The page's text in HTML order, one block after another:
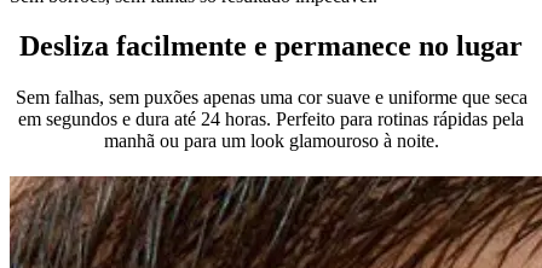
Desliza facilmente e permanece no lugar
Sem falhas, sem puxões apenas uma cor suave e uniforme que seca
em segundos e dura até 24 horas. Perfeito para rotinas rápidas pela
manhã ou para um look glamouroso à noite.